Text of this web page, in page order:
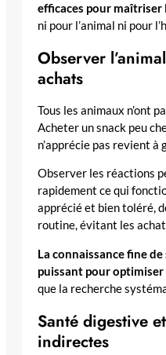
efficaces pour
ni pour l’animal ni pour
Observer
achats
Tous les animaux n’ont
Acheter un snack peu
n’apprécie pas revient à
Observer les réactions
rapidement ce qui
apprécié et bien toléré,
routine, évitant les
La connaissance fine
puissant pour optimiser
que la recherche
Santé digestive
indirectes